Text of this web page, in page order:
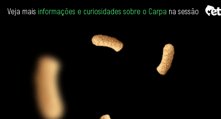
Veja mais informações e curiosidades sobre o Carpa na sessão